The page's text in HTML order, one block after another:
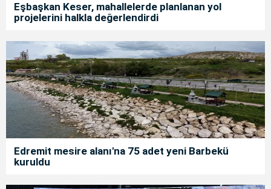
Eşbaşkan Keser, mahallelerde planlanan yol
projelerini halkla değerlendirdi
Edremit mesire alanı'na 75 adet yeni Barbekü
kuruldu